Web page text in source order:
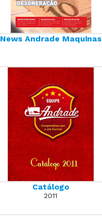
News Andrade Maquinas
Catálogo
2011